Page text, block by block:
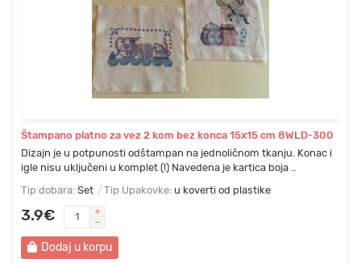
Štampano platno za vez 2 kom bez konca 15x15 cm 8WLD-300
Dizajn je u potpunosti odštampan na jednoličnom tkanju. Konac i
igle nisu uključeni u komplet (!) Navedena je kartica boja ..
Tip dobara: Set Tip Upakovke: u koverti od plastike
3.9€
Dodaj u korpu